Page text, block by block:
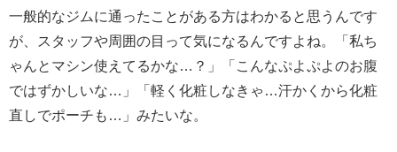
一般的なジムに通ったことがある方はわかると思うんです
が、スタッフや周囲の目って気になるんですよね。「私ち
ゃんとマシン使えてるかな…？」「こんなぷよぷよのお腹
ではずかしいな…」「軽く化粧しなきゃ…汗かくから化粧
直しでポーチも…」みたいな。